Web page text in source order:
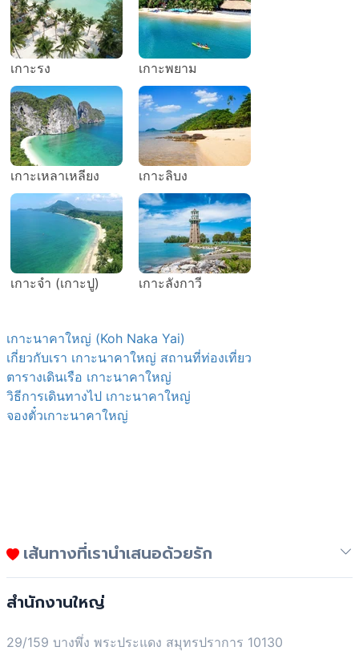
เกาะรง เกาะพยาม
เกาะเหลาเหลียง เกาะลิบง
เกาะจำ (เกาะปู) เกาะลังกาวี
เกาะนาคาใหญ่ (Koh Naka Yai)
เกี่ยวกับเรา เกาะนาคาใหญ่ สถานที่ท่องเที่ยว
ตารางเดินเรือ เกาะนาคาใหญ่
วิธีการเดินทางไป เกาะนาคาใหญ่
จองตั๋วเกาะนาคาใหญ่
เส้นทางที่เรานำเสนอด้วยรัก
สำนักงานใหญ่
29/159 บางพึ่ง พระประแดง สมุทรปราการ 10130